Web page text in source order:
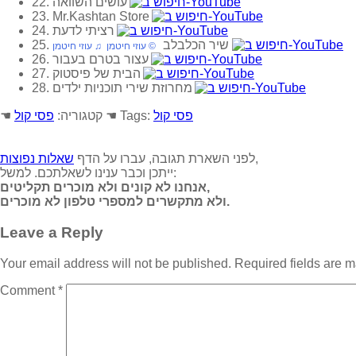
23. Mr.Kashtan Store
24. רציתי לדעת
25. שיר הכלבלב ‏ © עוזי חיטמן‏ ♫ עוזי חיטמן
26. עצור בטרם בעבור
27. הבית של פיסטוק
28. מחרוזת שירי תוכניות ילדים
☚ קטגוריה: פסי קול ☚ Tags: פסי קול
לפני השארת תגובה, עברו על הדף שאלות נפוצות
,
ייתכן וכבר ענינו לשאלתכם. למשל:
אנחנו לא קונים ולא מוכרים תקליטים,
ולא מתקשרים למספרי טלפון לא מוכרים.
Leave a Reply
Your email address will not be published. Required fields are
Comment*